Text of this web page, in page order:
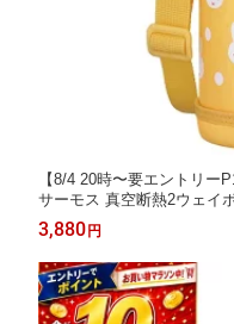
【8/4 20時〜要エントリー
サーモス 真空断熱2ウェイ
ワイト ミッフィー 食洗機
3,880円